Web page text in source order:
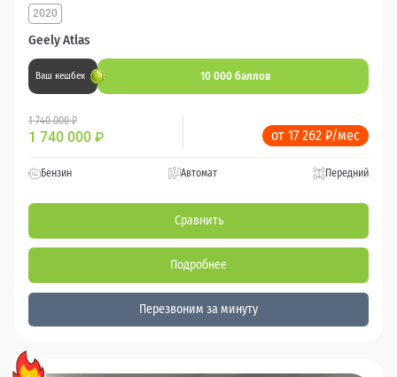
Geely Atlas
2020
Ваш кешбек 10 000 баллов
1 740 000 ₽
1 740 000 ₽ от 17 262 ₽/мес
Бензин Автомат Передний
Сравнить
Подробнее
Перезвоним за минуту